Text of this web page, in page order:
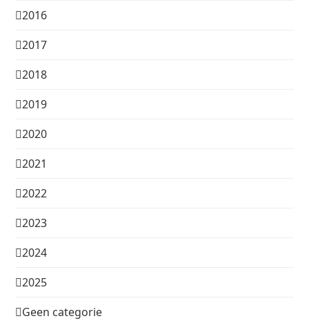
2016
2017
2018
2019
2020
2021
2022
2023
2024
2025
Geen categorie